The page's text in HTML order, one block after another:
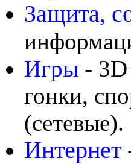
Защита,
Игры -
гонки,
(сетевые).
Интернет